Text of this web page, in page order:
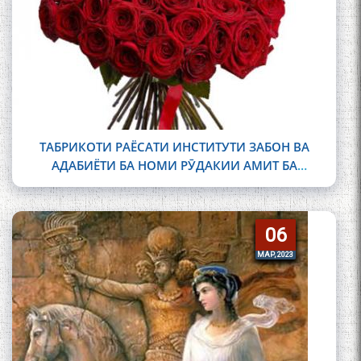
ТАБРИКОТИ РАЁСАТИ ИНСТИТУТИ ЗАБОН ВА
АДАБИЁТИ БА НОМИ РӮДАКИИ АМИТ БА
МУНОСИБАТИ РӮЗИ МОДАР
06
06
МАР, 2023